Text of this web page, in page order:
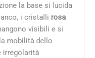
la base si lucida
i cristalli rosa
visibili e si
mobilità dello
irregolarità